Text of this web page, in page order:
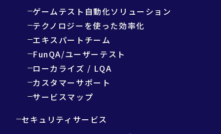
ゲームテスト自動化ソリューション
テクノロジーを使った効率化
エキスパートチーム
FunQA/ユーザーテスト
ローカライズ / LQA
カスタマーサポート
サービスマップ
セキュリティサービス